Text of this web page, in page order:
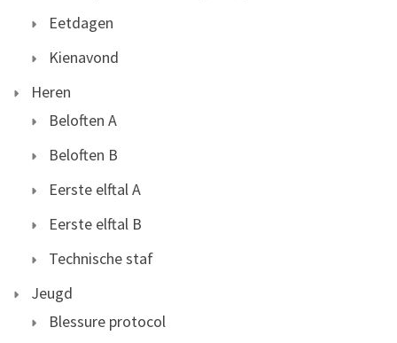
Eetdagen
Kienavond
Heren
Beloften A
Beloften B
Eerste elftal A
Eerste elftal B
Technische staf
Jeugd
Blessure protocol